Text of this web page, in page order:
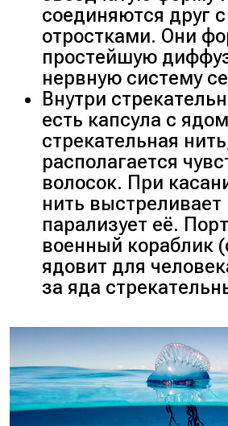
соединяются друг
отростками. Они
простейшую
нервную систему
Внутри
есть капсула с
стрекательная
располагается
волосок. При
нить выстреливает
парализует её.
военный кораблик
ядовит для
за яда